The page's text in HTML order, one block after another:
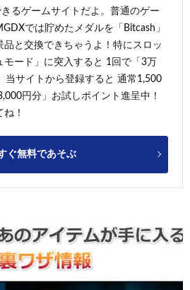
るゲームサイトだよ。普通のゲー
では貯めたメダルを「Bitcash」
と交換できちゃうよ！特にスロッ
モード」に突入すると 1回で「3万
当サイトから登録すると 通常1,500
円分」お試しポイント進呈中！
！
ぐ無料であそぶ